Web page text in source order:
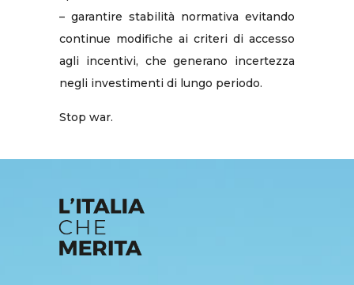
– garantire stabilità normativa evitando
continue modifiche ai criteri di accesso
agli incentivi, che generano incertezza
negli investimenti di lungo periodo.
Stop war.